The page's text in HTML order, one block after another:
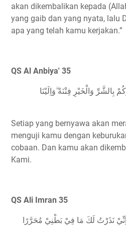
akan dikembalikan kepada
yang gaib dan yang nyata, lalu
apa yang telah kamu kerjakan.”
QS Al Anbiya' 35
وَالْخَيْرِ فِتْنَةً ۗوَاِلَيْنَا
Setiap yang bernyawa akan
menguji kamu dengan
cobaan. Dan kamu akan
Kami.
QS Ali Imran 35
نَذَرْتُ لَكَ مَا فِيْ بَطْنِيْ مُحَرَّرًا